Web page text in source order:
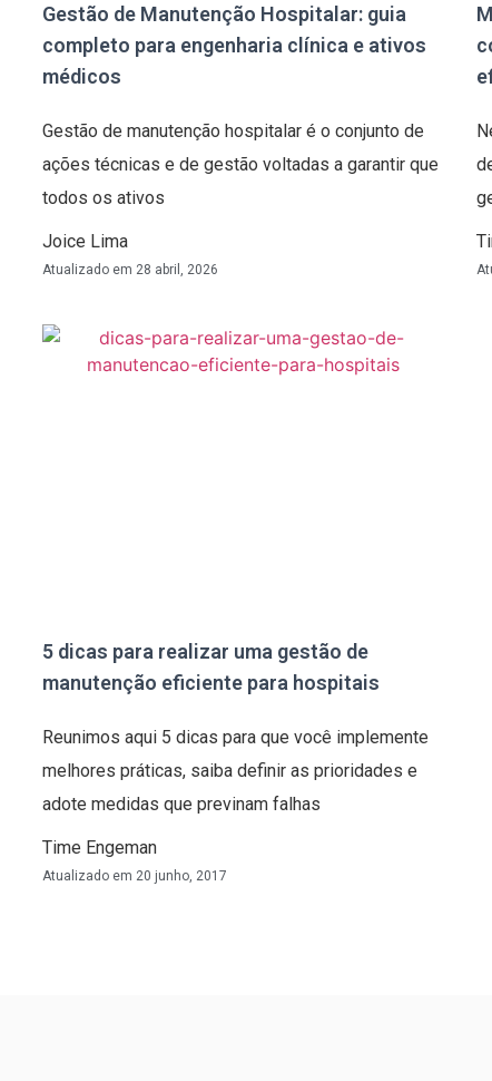
Gestão de Manutenção Hospitalar: guia
completo para engenharia clínica e ativos
médicos
Gestão de manutenção hospitalar é o conjunto de
ações técnicas e de gestão voltadas a garantir que
todos os ativos
Joice Lima
Atualizado em 28 abril, 2026
5 dicas para realizar uma gestão de
manutenção eficiente para hospitais
Reunimos aqui 5 dicas para que você implemente
melhores práticas, saiba definir as prioridades e
adote medidas que previnam falhas
Time Engeman
Atualizado em 20 junho, 2017